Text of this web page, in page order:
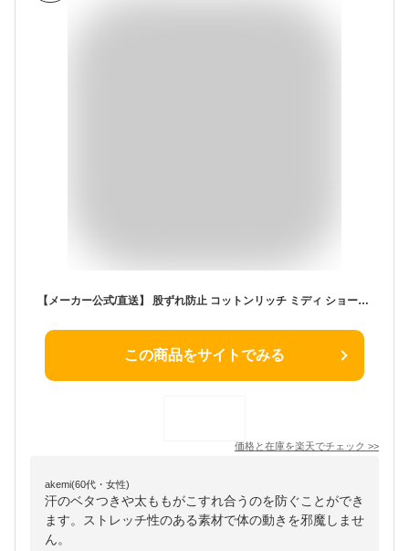
【メーカー公式/直送】 股ずれ防止 コットンリッチ ミディ ショーツ (股擦れ 予防 ガードル 太もも丈 レディース 下着 インナー アンダーウェア 大きいサイズ スパッツ レギンス 5分丈 股擦れ防止パンツ)
この商品をサイトでみる
価格と在庫を楽天でチェック >>
akemi(60代・女性)
汗のベタつきや太ももがこすれ合うのを防ぐことができ
ます。ストレッチ性のある素材で体の動きを邪魔しませ
ん。